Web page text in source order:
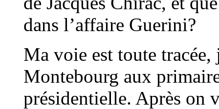
dans l’affaire Guerini?
Ma voie est toute
Montebourg aux
présidentielle. Après on